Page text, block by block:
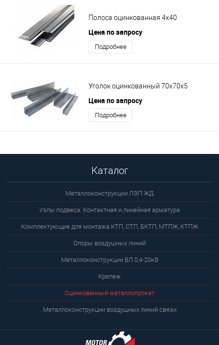
Полоса оцинкованная 4х40
Цена по запросу
Подробнее
Уголок оцинкованный 70х70х5
Цена по запросу
Подробнее
Каталог
Металлоконструкции ЛЭП ЖД
Узлы подвеса. Контактная и линейная арматура
Комплектующие для монтажа КТП, СТП, БКТП, МТПЖ, КТПЖ
Опоры воздушных линий
Металлоконструкции ВЛ 0,4-20кВ
Крепеж
Оцинкованный металлопрокат
Металлоконструкции воздушных линий связи